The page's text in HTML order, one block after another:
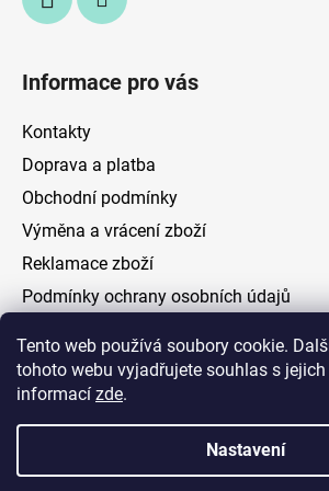
Tento web používá soubory cookie.
tohoto webu vyjadřujete souhlas s
informací zde.
Nastavení
Informace pro vás
Kontakty
Doprava a platba
Obchodní podmínky
Výměna a vrácení zboží
Reklamace zboží
Podmínky ochrany osobních údajů
Facebook